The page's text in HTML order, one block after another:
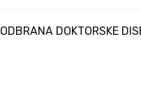
ODBRANA DOKTORSKE